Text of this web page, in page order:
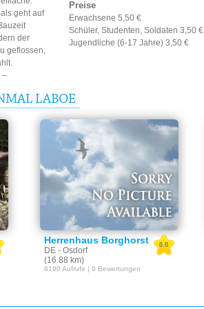
geht auf
der
geflossen,
–
um unter
und
nicht
Prozess
und die
Preise
Erwachsene 5,50 €
Schüler, Studenten, Soldaten 3,50 €
Jugendliche (6-17 Jahre) 3,50 €
LABOE
Herrenhaus Borghorst
DE - Osdorf
(16.88 km)
0.0
6190 Aufrufe | 0 Bewertungen